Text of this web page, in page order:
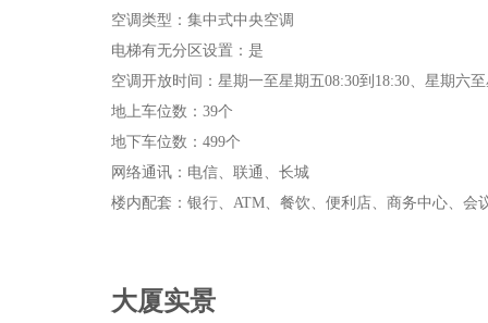
空调类型：集中式中央空调
电梯有无分区设置：是
空调开放时间：星期一至星期五08:30到18:30、星期六
地上车位数：39个
地下车位数：499个
网络通讯：电信、联通、长城
楼内配套：银行、ATM、餐饮、便利店、商务中心、会
大厦实景